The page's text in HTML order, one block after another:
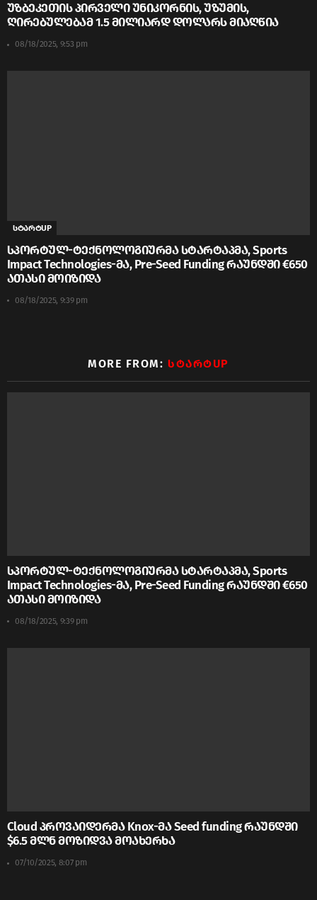
უზბეკეთის პირველი უნიკორნის, უზუმის,
ღირებულებამ 1.5 მილიარდ დოლარს მიაღწია
08/18/2025, 9:53 pm
სტარტUP
სპორტულ-ტექნოლოგიურმა სტარტაპმა, Sports
Impact Technologies-მა, Pre-Seed Funding რაუნდში €650
ათასი მოიზიდა
08/18/2025, 9:39 pm
MORE FROM:ᲡᲢᲐᲠᲢUP
სპორტულ-ტექნოლოგიურმა სტარტაპმა, Sports
Impact Technologies-მა, Pre-Seed Funding რაუნდში €650
ათასი მოიზიდა
08/18/2025, 9:39 pm
Cloud პროვაიდერმა Knox-მა Seed funding რაუნდში
$6.5 მლნ მოზიდვა მოახერხა
07/10/2025, 8:07 pm